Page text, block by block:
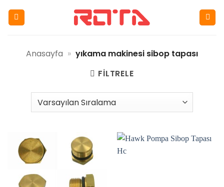
atla
Anasayfa » yıkama makinesi sibop tapası
FILTRELE